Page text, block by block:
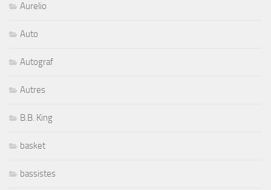
Aurelio
Auto
Autograf
Autres
B.B. King
basket
bassistes